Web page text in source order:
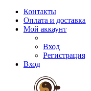
Контакты
Оплата и доставка
Мой аккаунт
Вход
Регистрация
Вход